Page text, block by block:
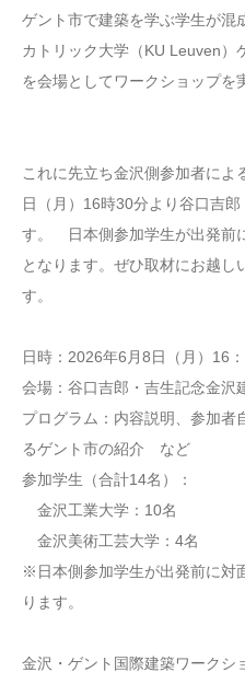
ゲント市で建築を学ぶ学生が混
カトリック大学（KU Leuven）
を会場としてワークショップを
これに先立ち金沢側参加者によ
日（月）16時30分より谷口吉
す。 日本側参加学生が出発前
となります。ぜひ取材にお越し
す。
日時：2026年6月8日（月）16
会場：谷口吉郎・吉生記念金沢
プログラム：内容説明、参加者
るゲント市の紹介 など
参加学生（合計14名）：
金沢工業大学：10名
金沢美術工芸大学：4名
※日本側参加学生が出発前に対
ります。
金沢・ゲント国際建築ワークシ